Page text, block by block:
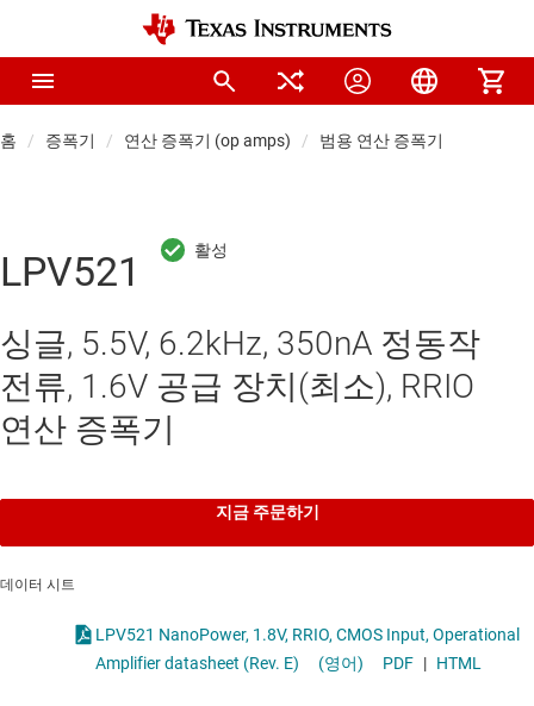
홈 증폭기 연산 증폭기 (op amps) 범용 연산 증폭기
LPV521
싱글, 5.5V, 6.2kHz, 350nA 정동작
전류, 1.6V 공급 장치(최소), RRIO
연산 증폭기
지금 주문하기
데이터 시트
LPV521 NanoPower, 1.8V, RRIO, CMOS Input, Operational
Amplifier datasheet (Rev. E)
(영어) PDF | HTML